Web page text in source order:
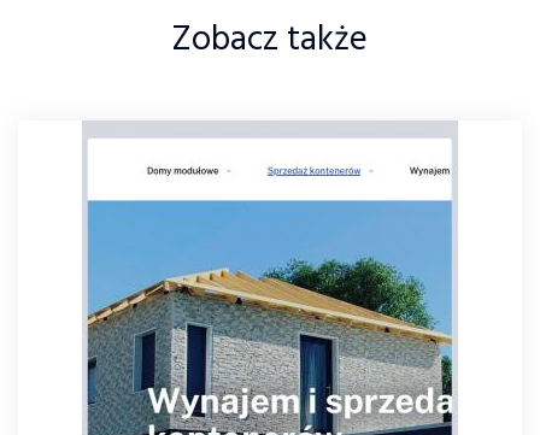
Zobacz także